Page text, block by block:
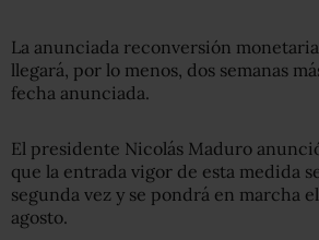
La anunciada reconversión
llegará, por lo menos, dos semanas
fecha anunciada.
El presidente Nicolás Maduro
que la entrada vigor de esta medida
segunda vez y se pondrá en marcha
agosto.